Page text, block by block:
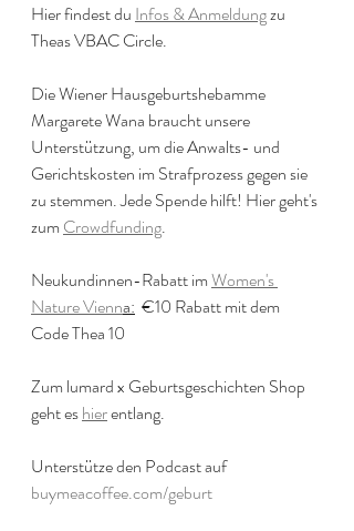
Hier findest du Infos & Anmeldung zu
Theas VBAC Circle.
Die Wiener Hausgeburtshebamme
Margarete Wana braucht unsere
Unterstützung, um die Anwalts- und
Gerichtskosten im Strafprozess gegen sie
zu stemmen. Jede Spende hilft! Hier geht's
zum Crowdfunding.
Neukundinnen-Rabatt im Women's
Nature Vienna:
  €10 Rabatt mit dem
Code Thea 10
Zum lumard x Geburtsgeschichten Shop
geht es hier entlang.
Unterstütze den Podcast auf
buymeacoffee.com/geburt